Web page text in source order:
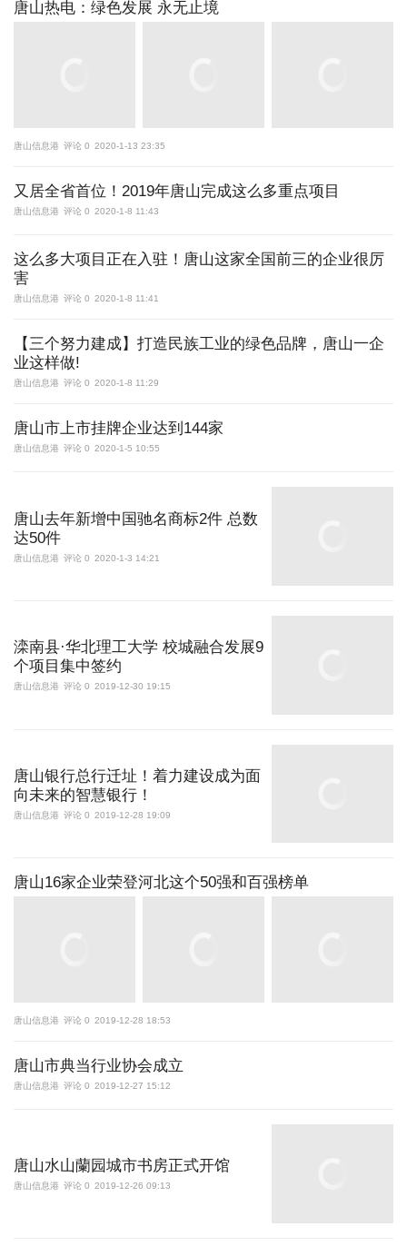
唐山热电：绿色发展 永无止境
唐山信息港 评论 0 2020-1-13 23:35
又居全省首位！2019年唐山完成这么多重点项目
唐山信息港 评论 0 2020-1-8 11:43
这么多大项目正在入驻！唐山这家全国前三的企业很厉
害
唐山信息港 评论 0 2020-1-8 11:41
【三个努力建成】打造民族工业的绿色品牌，唐山一企
业这样做!
唐山信息港 评论 0 2020-1-8 11:29
唐山市上市挂牌企业达到144家
唐山信息港 评论 0 2020-1-5 10:55
唐山去年新增中国驰名商标2件 总数
达50件
唐山信息港 评论 0 2020-1-3 14:21
滦南县·华北理工大学 校城融合发展9
个项目集中签约
唐山信息港 评论 0 2019-12-30 19:15
唐山银行总行迁址！着力建设成为面
向未来的智慧银行！
唐山信息港 评论 0 2019-12-28 19:09
唐山16家企业荣登河北这个50强和百强榜单
唐山信息港 评论 0 2019-12-28 18:53
唐山市典当行业协会成立
唐山信息港 评论 0 2019-12-27 15:12
唐山水山蘭园城市书房正式开馆
唐山信息港 评论 0 2019-12-26 09:13